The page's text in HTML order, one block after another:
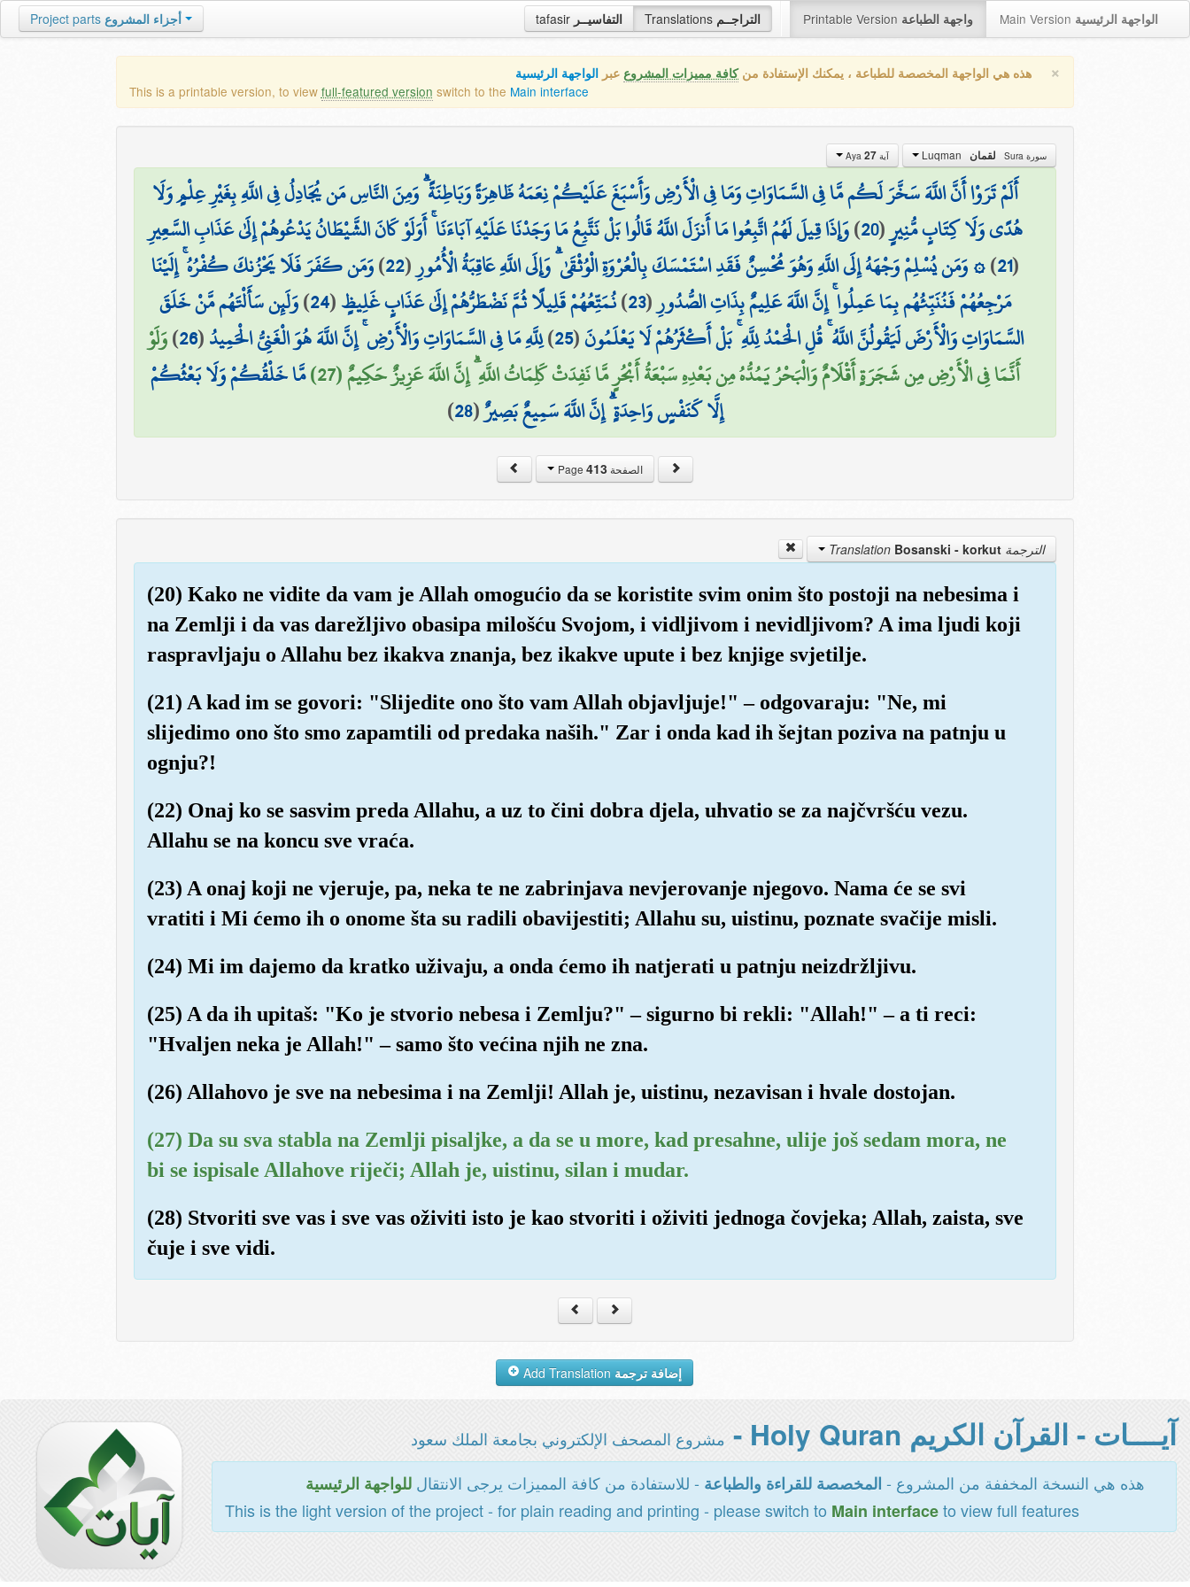
tafasir التفاسيــر Translations التراجــم Printable Version واجهة الطباعة Main Version الواجهة الرئيسية Project parts أجزاء المشروع
× هذه هي الواجهة المخصصة للطباعة ، يمكنك الإستفادة منكافة مميزات المشروع عبر الواجهة الرئيسية
This is a printable version, to view full-featured version switch to the Main interface
سورة Sura لقمان آية Aya 27
أَلَمْ تَرَوْا أَنَّ اللَّهَ سَخَّرَ لَكُم مَّا فِي السَّمَاوَاتِ وَمَا فِي الْأَرْضِ وَأَسْبَغَ عَلَيْكُمْ نِعَمَهُ ظَاهِرَةً وَبَاطِنَةً ۗ وَمِنَ النَّاسِ مَن يُجَادِلُ فِي اللَّهِ بِغَيْرِ عِلْمٍ وَلَا
هُدًى وَلَا كِتَابٍ مُّنِيرٍ(
20
)وَإِذَا قِيلَ لَهُمُ اتَّبِعُوا مَا أَنزَلَ اللَّهُ قَالُوا بَلْ نَتَّبِعُ مَا وَجَدْنَا عَلَيْهِ آبَاءَنَا ۚ أَوَلَوْ كَانَ الشَّيْطَانُ يَدْعُوهُمْ إِلَىٰ عَذَابِ السَّعِيرِ
(
21
)۞ وَمَن يُسْلِمْ وَجْهَهُ إِلَى اللَّهِ وَهُوَ مُحْسِنٌ فَقَدِ اسْتَمْسَكَ بِالْعُرْوَةِ الْوُثْقَىٰ ۗ وَإِلَى اللَّهِ عَاقِبَةُ الْأُمُورِ(
22
)وَمَن كَفَرَ فَلَا يَحْزُنكَ كُفْرُهُ ۚ إِلَيْنَا
مَرْجِعُهُمْ فَنُنَبِّئُهُم بِمَا عَمِلُوا ۚ إِنَّ اللَّهَ عَلِيمٌ بِذَاتِ الصُّدُورِ(
23
)نُمَتِّعُهُمْ قَلِيلًا ثُمَّ نَضْطَرُّهُمْ إِلَىٰ عَذَابٍ غَلِيظٍ(
24
)وَلَئِن سَأَلْتَهُم مَّنْ خَلَقَ
السَّمَاوَاتِ وَالْأَرْضَ لَيَقُولُنَّ اللَّهُ ۚ قُلِ الْحَمْدُ لِلَّهِ ۚ بَلْ أَكْثَرُهُمْ لَا يَعْلَمُونَ(
25
)لِلَّهِ مَا فِي السَّمَاوَاتِ وَالْأَرْضِ ۚ إِنَّ اللَّهَ هُوَ الْغَنِيُّ الْحَمِيدُ(
26
)وَلَوْ
أَنَّمَا فِي الْأَرْضِ مِن شَجَرَةٍ أَقْلَامٌ وَالْبَحْرُ يَمُدُّهُ مِن بَعْدِهِ سَبْعَةُ أَبْحُرٍ مَّا نَفِدَتْ كَلِمَاتُ اللَّهِ ۗ إِنَّ اللَّهَ عَزِيزٌ حَكِيمٌ (27)
مَّا خَلْقُكُمْ وَلَا بَعْثُكُمْ
إِلَّا كَنَفْسٍ وَاحِدَةٍ ۗ إِنَّ اللَّهَ سَمِيعٌ بَصِيرٌ(
28
)
الصفحة Page413
الترجمة Translation Bosanski - korkut
(20) Kako ne vidite da vam je Allah omogućio da se koristite svim onim što postoji na nebesima i
na Zemlji i da vas darežljivo obasipa milošću Svojom, i vidljivom i nevidljivom? A ima ljudi koji
raspravljaju o Allahu bez ikakva znanja, bez ikakve upute i bez knjige svjetilje.
(21) A kad im se govori: "Slijedite ono što vam Allah objavljuje!" – odgovaraju: "Ne, mi
slijedimo ono što smo zapamtili od predaka naših." Zar i onda kad ih šejtan poziva na patnju u
ognju?!
(22) Onaj ko se sasvim preda Allahu, a uz to čini dobra djela, uhvatio se za najčvršću vezu.
Allahu se na koncu sve vraća.
(23) A onaj koji ne vjeruje, pa, neka te ne zabrinjava nevjerovanje njegovo. Nama će se svi
vratiti i Mi ćemo ih o onome šta su radili obavijestiti; Allahu su, uistinu, poznate svačije misli.
(24) Mi im dajemo da kratko uživaju, a onda ćemo ih natjerati u patnju neizdržljivu.
(25) A da ih upitaš: "Ko je stvorio nebesa i Zemlju?" – sigurno bi rekli: "Allah!" – a ti reci:
"Hvaljen neka je Allah!" – samo što većina njih ne zna.
(26) Allahovo je sve na nebesima i na Zemlji! Allah je, uistinu, nezavisan i hvale dostojan.
(27) Da su sva stabla na Zemlji pisaljke, a da se u more, kad presahne, ulije još sedam mora, ne
bi se ispisale Allahove riječi; Allah je, uistinu, silan i mudar.
(28) Stvoriti sve vas i sve vas oživiti isto je kao stvoriti i oživiti jednoga čovjeka; Allah, zaista, sve
čuje i sve vidi.
إضافة ترجمة
آيــــات - القرآن الكريم Holy Quran - مشروع المصحف الإلكتروني بجامعة الملك سعود
هذه هي النسخة المخففة من المشروع - المخصصة للقراءة والطباعة - للاستفادة من كافة المميزات يرجى الانتقالللواجهة الرئيسية
This is the light version of the project - for plain reading and printing - please switch to Main interfaceto view full features